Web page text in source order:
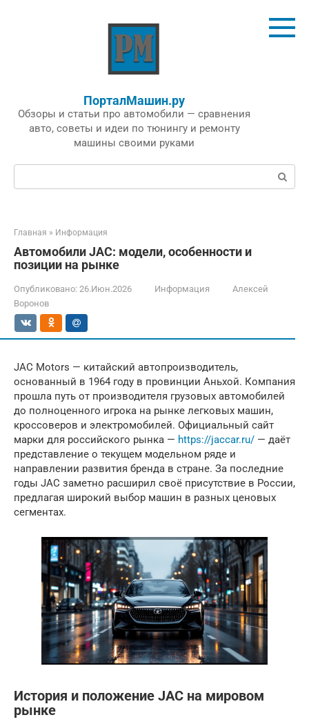
ПорталМашин.ру
Обзоры и статьи про автомобили — сравнения
авто, советы и идеи по тюнингу и ремонту
машины своими руками
Поиск:
Главная » Информация
Автомобили JAC: модели, особенности и
позиции на рынке
Опубликовано: 26.Июн.2026 Информация
Алексей
Воронов
JAC Motors — китайский автопроизводитель,
основанный в 1964 году в провинции Аньхой. Компания
прошла путь от производителя грузовых автомобилей
до полноценного игрока на рынке легковых машин,
кроссоверов и электромобилей. Официальный сайт
марки для российского рынка — https://jaccar.ru/ — даёт
представление о текущем модельном ряде и
направлении развития бренда в стране. За последние
годы JAC заметно расширил своё присутствие в России,
предлагая широкий выбор машин в разных ценовых
сегментах.
История и положение JAC на мировом
рынке